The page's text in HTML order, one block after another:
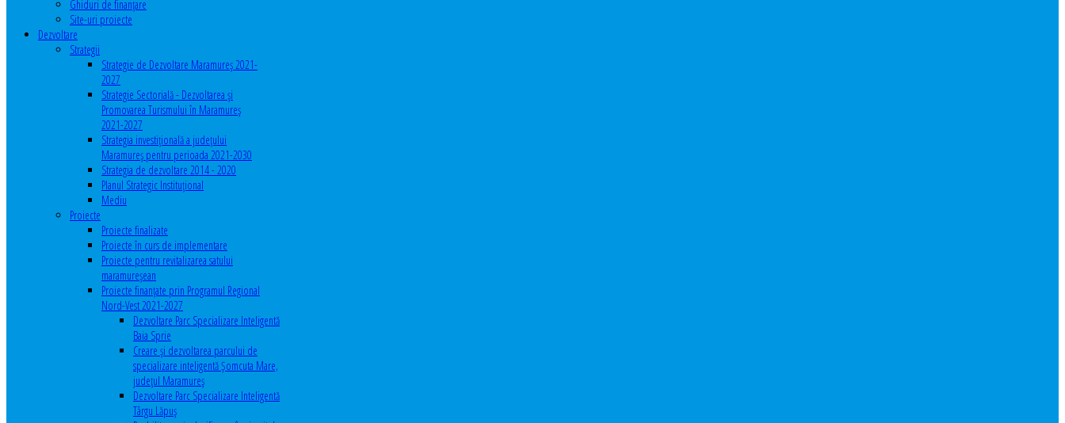
Ghiduri de finanţare
Site-uri proiecte
Dezvoltare
Strategii
Strategie de Dezvoltare Maramureș 2021-
2027
Strategie Sectorială - Dezvoltarea și
Promovarea Turismului în Maramureș
2021-2027
Strategia investiţională a județului
Maramureș pentru perioada 2021-2030
Strategia de dezvoltare 2014 - 2020
Planul Strategic Instituţional
Mediu
Proiecte
Proiecte finalizate
Proiecte în curs de implementare
Proiecte pentru revitalizarea satului
maramureşean
Proiecte finanțate prin Programul Regional
Nord-Vest 2021-2027
Dezvoltare Parc Specializare Inteligentă
Baia Sprie
Creare și dezvoltarea parcului de
specializare inteligentă Șomcuta Mare,
județul Maramureș
Dezvoltare Parc Specializare Inteligentă
Târgu Lăpuș